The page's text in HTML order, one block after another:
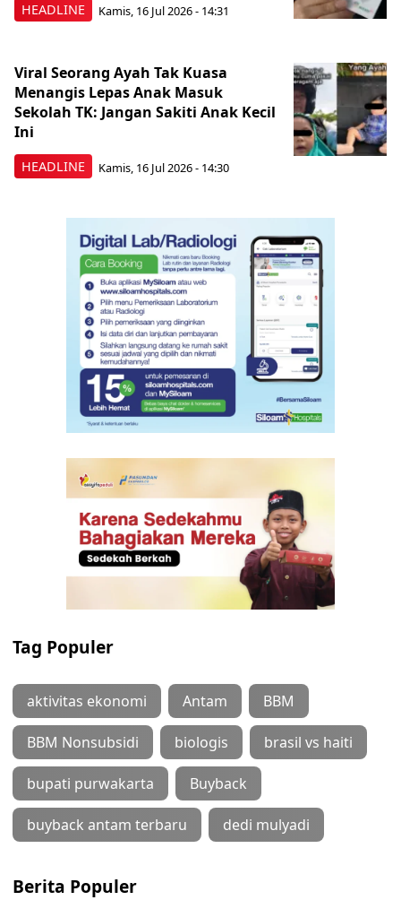
HEADLINE Kamis, 16 Jul 2026 - 14:31
HEADLINE
Viral Seorang Ayah Tak Kuasa
Menangis Lepas Anak Masuk
Sekolah TK: Jangan Sakiti Anak Kecil
Ini
Kamis, 16 Jul 2026 - 14:30
Tag Populer
aktivitas ekonomi Antam BBM
BBM Nonsubsidi biologis brasil vs haiti
bupati purwakarta Buyback
buyback antam terbaru dedi mulyadi
Berita Populer